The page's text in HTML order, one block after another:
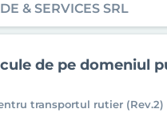
& SERVICES SRL
de pe domeniul
transportul rutier (Rev.2)